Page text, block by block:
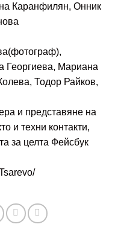
Каранфилян, Онник
Георгиева, Мариана
Тодор Райков,
и представяне на
и техни контакти,
за целта Фейсбук